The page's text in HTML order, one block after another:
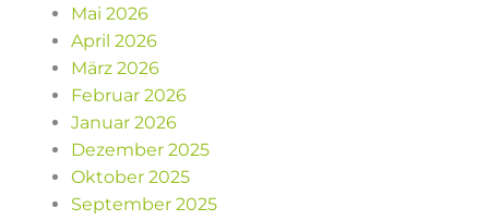
Mai 2026
April 2026
März 2026
Februar 2026
Januar 2026
Dezember 2025
Oktober 2025
September 2025